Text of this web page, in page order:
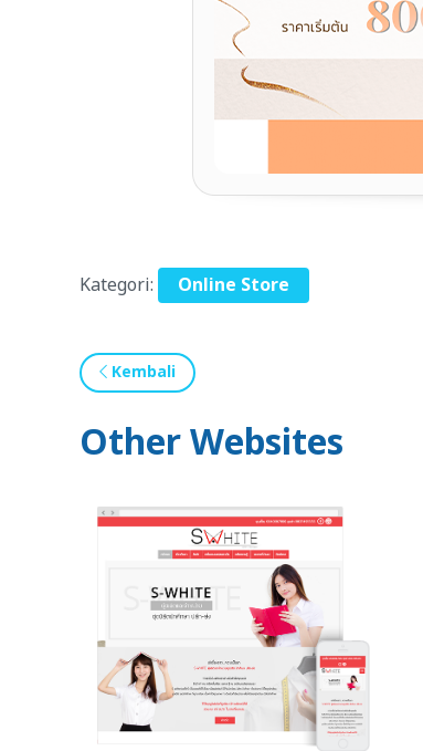
Kategori: Online Store
Kembali
Other Websites